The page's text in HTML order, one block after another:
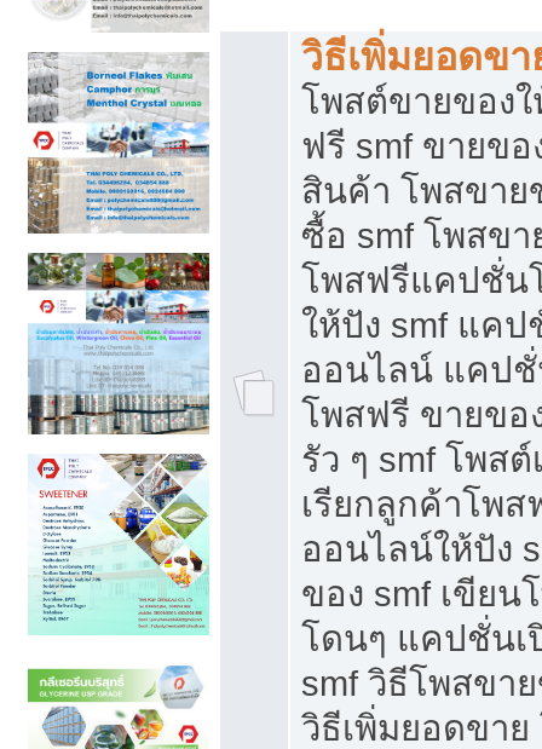
วิธีเพิ่มยอดข
โพสต์ขายของ
ฟรี smf ขายข
สินค้า โพสขาย
ซื้อ smf โพสข
โพสฟรีแคปชั่น
ให้ปัง smf แค
ออนไลน์ แคป
โพสฟรี ขายขอ
รัว ๆ smf โพส
เรียกลูกค้าโพส
ออนไลน์ให้ปัง
ของ smf เขียน
โดนๆ แคปชั่นเ
smf วิธีโพสขา
วิธีเพิ่มยอดขาย